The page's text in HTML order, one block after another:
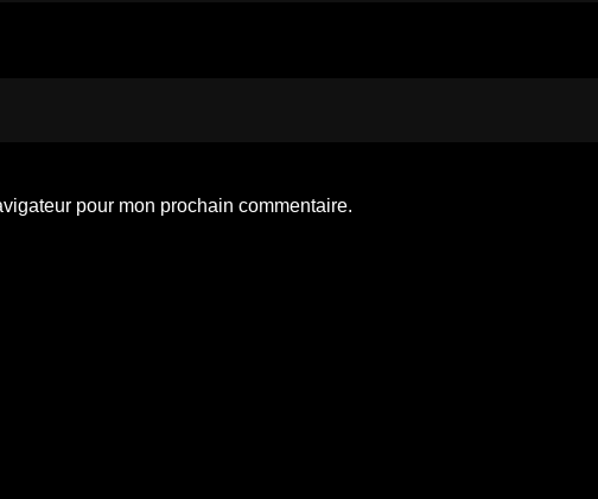
pour mon prochain commentaire.